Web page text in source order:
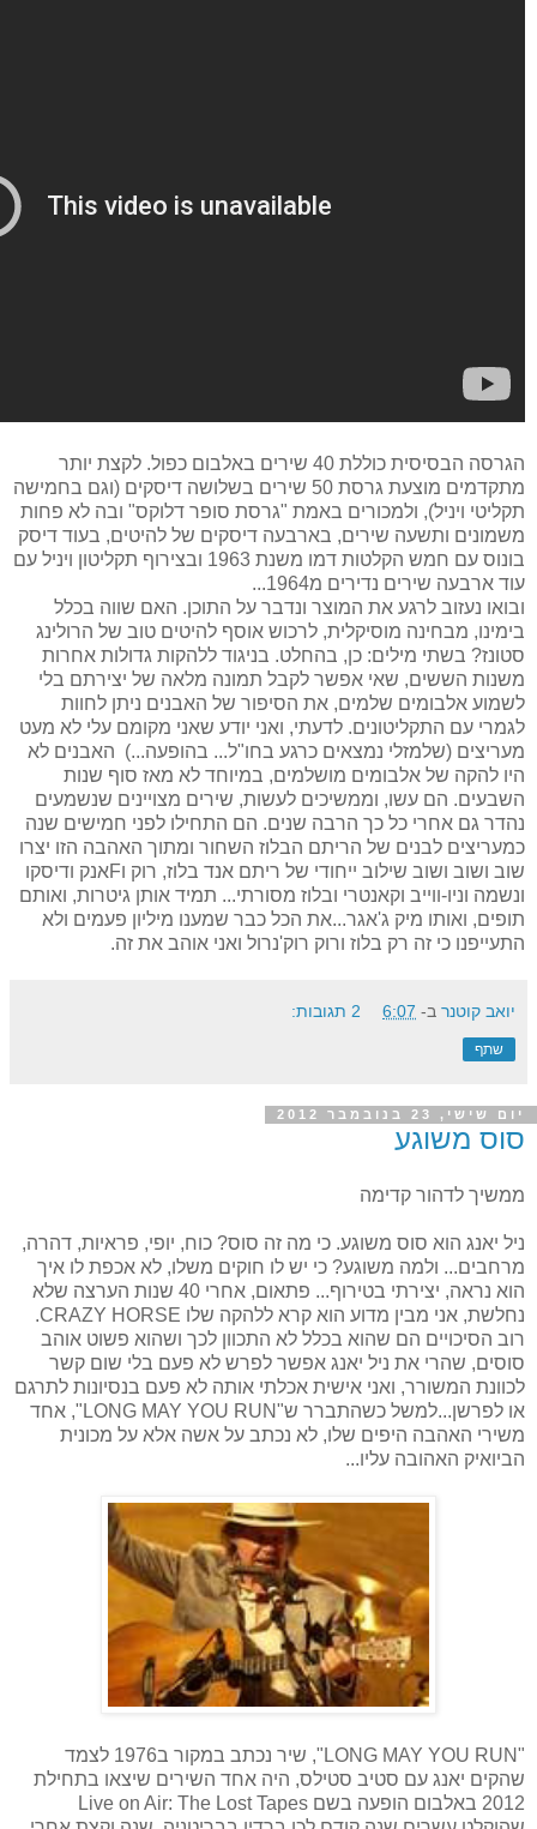
הגרסה הבסיסית כוללת 40 שירים באלבום כפול. לקצת יותר
מתקדמים מוצעת גרסת 50 שירים בשלושה דיסקים (וגם בחמישה
תקליטי ויניל), ולמכורים באמת "גרסת סופר דלוקס" ובה לא פחות
משמונים ותשעה שירים, בארבעה דיסקים של להיטים, בעוד דיסק
בונוס עם חמש הקלטות דמו משנת 1963 ובצירוף תקליטון ויניל עם
עוד ארבעה שירים נדירים מ1964...
ובואו נעזוב לרגע את המוצר ונדבר על התוכן. האם שווה בכלל
בימינו, מבחינה מוסיקלית, לרכוש אוסף להיטים טוב של הרולינג
סטונז? בשתי מילים: כן, בהחלט. בניגוד ללהקות גדולות אחרות
משנות הששים, שאי אפשר לקבל תמונה מלאה של יצירתם בלי
לשמוע אלבומים שלמים, את הסיפור של האבנים ניתן לחוות
לגמרי עם התקליטונים. לדעתי, ואני יודע שאני מקומם עלי לא מעט
מעריצים (שלמזלי נמצאים כרגע בחו"ל... בהופעה...) האבנים לא
היו להקה של אלבומים מושלמים, במיוחד לא מאז סוף שנות
השבעים. הם עשו, וממשיכים לעשות, שירים מצויינים שנשמעים
נהדר גם אחרי כל כך הרבה שנים. הם התחילו לפני חמישים שנה
כמעריצים לבנים של הריתם הבלוז השחור ומתוך האהבה הזו יצרו
שוב ושוב ושוב שילוב ייחודי של ריתם אנד בלוז, רוק וFאנק ודיסקו
ונשמה וניו-ווייב וקאנטרי ובלוז מסורתי... תמיד אותן גיטרות, ואותם
תופים, ואותו מיק ג'אגר...את הכל כבר שמענו מיליון פעמים ולא
התעייפנו כי זה רק בלוז ורוק רוק'נרול ואני אוהב את זה.
יואב קוטנר ב- 6:07 2 תגובות:
שתף
יום שישי, 23 בנובמבר 2012
סוס משוגע
ממשיך לדהור קדימה
ניל יאנג הוא סוס משוגע. כי מה זה סוס? כוח, יופי, פראיות, דהרה,
מרחבים... ולמה משוגע? כי יש לו חוקים משלו, לא אכפת לו איך
הוא נראה, יצירתי בטירוף... פתאום, אחרי 40 שנות הערצה שלא
נחלשת, אני מבין מדוע הוא קרא ללהקה שלו CRAZY HORSE
.
רוב הסיכויים הם שהוא בכלל לא התכוון לכך ושהוא פשוט אוהב
סוסים, שהרי את ניל יאנג אפשר לפרש לא פעם בלי שום קשר
לכוונת המשורר, ואני אישית אכלתי אותה לא פעם בנסיונות לתרגם
או לפרשן...למשל כשהתברר ש"LONG MAY YOU RUN ", אחד
משירי האהבה היפים שלו, לא נכתב על אשה אלא על מכונית
הביואיק האהובה עליו...
"
LONG MAY YOU RUN
", שיר נכתב במקור ב1976 לצמד
שהקים יאנג עם סטיב סטילס, היה אחד השירים שיצאו בתחילת
2012 באלבום הופעה בשם
Live on Air: The Lost Tapes